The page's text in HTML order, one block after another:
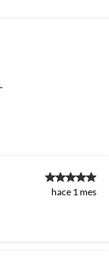
hace 1 mes